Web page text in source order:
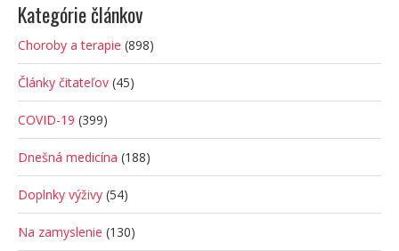
Kategórie článkov
Choroby a terapie (898)
Články čitateľov (45)
COVID-19 (399)
Dnešná medicína (188)
Doplnky výživy (54)
Na zamyslenie (130)